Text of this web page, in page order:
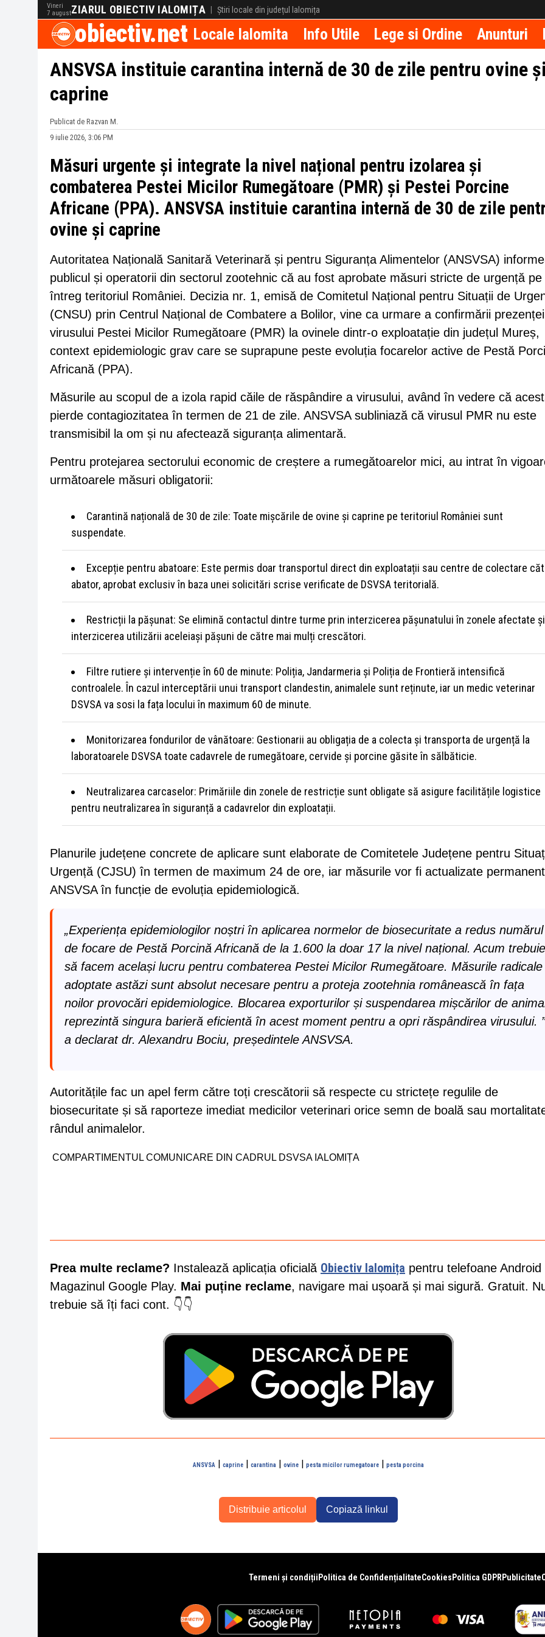
Vineri
7 augustZIARUL OBIECTIV IALOMIȚA | Știri locale din județul Ialomița
obiectiv.net Locale Ialomita Info Utile Lege si Ordine Anunturi
ANSVSA instituie carantina internă de 30 de zile pentru ovine
caprine
Publicat de Razvan M.
9 iulie 2026, 3:06 PM
Măsuri urgente și integrate la nivel național pentru izolarea și
combaterea Pestei Micilor Rumegătoare (PMR) și Pestei Porcine
Africane (PPA). ANSVSA instituie carantina internă de 30 de zile
ovine și caprine
Autoritatea Națională Sanitară Veterinară și pentru Siguranța Alimentelor (ANSVSA)
publicul și operatorii din sectorul zootehnic că au fost aprobate măsuri stricte de urgență pe
întreg teritoriul României. Decizia nr. 1, emisă de Comitetul Național pentru Situații de
(CNSU) prin Centrul Național de Combatere a Bolilor, vine ca urmare a confirmării prezenței
virusului Pestei Micilor Rumegătoare (PMR) la ovinele dintr-o exploatație din județul Mureș,
context epidemiologic grav care se suprapune peste evoluția focarelor active de Pestă
Africană (PPA).
Măsurile au scopul de a izola rapid căile de răspândire a virusului, având în vedere că
pierde contagiozitatea în termen de 21 de zile. ANSVSA subliniază că virusul PMR nu este
transmisibil la om și nu afectează siguranța alimentară.
Pentru protejarea sectorului economic de creștere a rumegătoarelor mici, au intrat în
următoarele măsuri obligatorii:
Carantină națională de 30 de zile: Toate mișcările de ovine și caprine pe teritoriul României sunt
suspendate.
Excepție pentru abatoare: Este permis doar transportul direct din exploatații sau centre de colectare
abator, aprobat exclusiv în baza unei solicitări scrise verificate de DSVSA teritorială.
Restricții la pășunat: Se elimină contactul dintre turme prin interzicerea pășunatului în zonele afectate și
interzicerea utilizării aceleiași pășuni de către mai mulți crescători.
Filtre rutiere și intervenție în 60 de minute: Poliția, Jandarmeria și Poliția de Frontieră intensifică
controalele. În cazul interceptării unui transport clandestin, animalele sunt reținute, iar un medic veterinar
DSVSA va sosi la fața locului în maximum 60 de minute.
Monitorizarea fondurilor de vânătoare: Gestionarii au obligația de a colecta și transporta de urgență la
laboratoarele DSVSA toate cadavrele de rumegătoare, cervide și porcine găsite în sălbăticie.
Neutralizarea carcaselor: Primăriile din zonele de restricție sunt obligate să asigure facilitățile logistice
pentru neutralizarea în siguranță a cadavrelor din exploatații.
Planurile județene concrete de aplicare sunt elaborate de Comitetele Județene pentru
Urgență (CJSU) în termen de maximum 24 de ore, iar măsurile vor fi actualizate
ANSVSA în funcție de evoluția epidemiologică.
„Experiența epidemiologilor noștri în aplicarea normelor de biosecuritate a redus numărul
de focare de Pestă Porcină Africană de la 1.600 la doar 17 la nivel național. Acum trebuie
să facem același lucru pentru combaterea Pestei Micilor Rumegătoare. Măsurile radicale
adoptate astăzi sunt absolut necesare pentru a proteja zootehnia românească în fața
noilor provocări epidemiologice. Blocarea exporturilor și suspendarea mișcărilor de
reprezintă singura barieră eficientă în acest moment pentru a opri răspândirea virusului. ”
a declarat dr. Alexandru Bociu, președintele ANSVSA.
Autoritățile fac un apel ferm către toți crescătorii să respecte cu strictețe regulile de
biosecuritate și să raporteze imediat medicilor veterinari orice semn de boală sau
rândul animalelor.
COMPARTIMENTUL COMUNICARE DIN CADRUL DSVSA IALOMIȚA
Prea multe reclame? Instalează aplicația oficială Obiectiv Ialomița pentru telefoane Android
Magazinul Google Play. Mai puține reclame, navigare mai ușoară și mai sigură. Gratuit.
trebuie să îți faci cont. 👇👇
ANSVSA | caprine | carantina | ovine | pesta micilor rumegatoare | pesta porcina
Distribuie articolul Copiază linkul
Termeni și condiții Politica de ConfidențialitateCookies Politica GDPR Publicitate